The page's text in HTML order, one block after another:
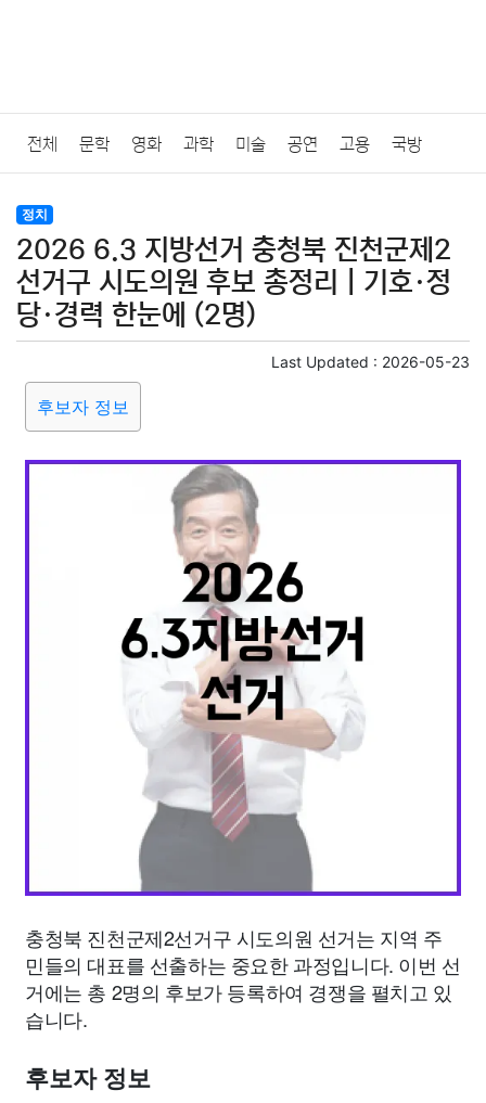
전체 문학 영화 과학 미술 공연 고용 국방
법률
질병 가요 방송 일상 주식 암호화폐 블록체인
결혼 육아 반려동물 패션
요리 상품리뷰
건강 의료
교육 교통 생활
정치
2026 6.3 지방선거 충청북 진천군제2
선거구 시도의원 후보 총정리｜기호·정
당·경력 한눈에 (2명)
Last Updated : 2026-05-23
후보자 정보
충청북 진천군제2선거구 시도의원 선거는 지역 주
민들의 대표를 선출하는 중요한 과정입니다. 이번 선
거에는 총 2명의 후보가 등록하여 경쟁을 펼치고 있
습니다.
후보자 정보